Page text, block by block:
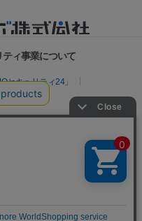
ィ事業について
セキュリティ24」